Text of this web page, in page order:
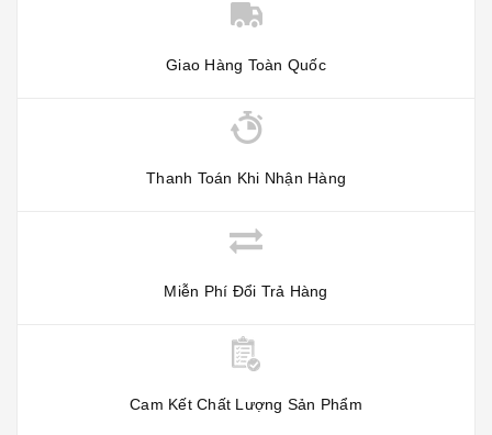
Giao Hàng Toàn Quốc
Thanh Toán Khi Nhận Hàng
Miễn Phí Đổi Trả Hàng
Cam Kết Chất Lượng Sản Phẩm